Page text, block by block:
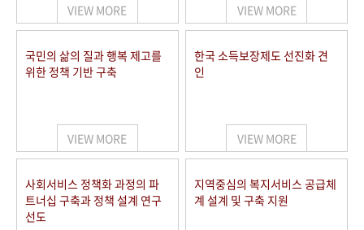
VIEW MORE VIEW MORE
국민의 삶의 질과 행복 제고를
위한 정책 기반 구축
VIEW MORE
한국 소득보장제도 선진화 견
인
VIEW MORE
사회서비스 정책화 과정의 파
트너십 구축과 정책 설계 연구
선도
지역중심의 복지서비스 공급체
계 설계 및 구축 지원